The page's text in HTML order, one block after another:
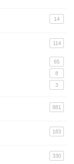
14
114
65
8
3
881
183
330